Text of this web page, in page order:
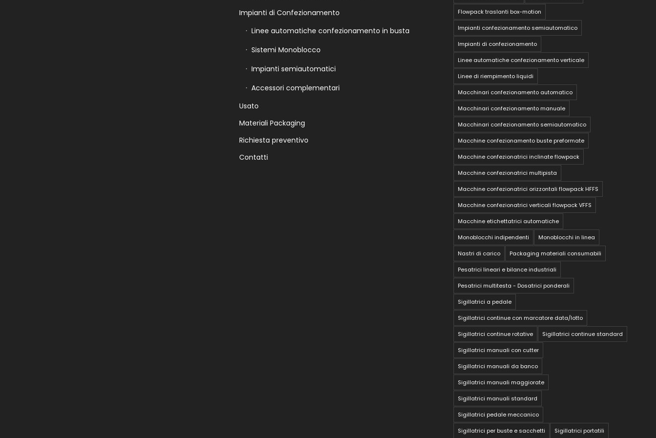
Impianti di Confezionamento
Linee automatiche confezionamento in busta
Sistemi Monoblocco
Impianti semiautomatici
Accessori complementari
Usato
Materiali Packaging
Richiesta preventivo
Contatti
Flowpack traslanti box-motion
Impianti confezionamento semiautomatico
Impianti di confezionamento
Linee automatiche confezionamento verticale
Linee di riempimento liquidi
Macchinari confezionamento automatico
Macchinari confezionamento manuale
Macchinari confezionamento semiautomatico
Macchine confezionamento buste preformate
Macchine confezionatrici inclinate flowpack
Macchine confezionatrici multipista
Macchine confezionatrici orizzontali flowpack HFFS
Macchine confezionatrici verticali flowpack VFFS
Macchine etichettatrici automatiche
Monoblocchi indipendenti Monoblocchi in linea
Nastri di carico Packaging materiali consumabili
Pesatrici lineari e bilance industriali
Pesatrici multitesta - Dosatrici ponderali
Sigillatrici a pedale
Sigillatrici continue con marcatore data/lotto
Sigillatrici continue rotative Sigillatrici continue standard
Sigillatrici manuali con cutter
Sigillatrici manuali da banco
Sigillatrici manuali maggiorate
Sigillatrici manuali standard
Sigillatrici pedale meccanico
Sigillatrici per buste e sacchetti Sigillatrici portatili